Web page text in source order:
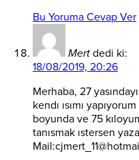
Bu Yoruma Cevap Ver
Mert dedi ki:
18/08/2019, 20:26
Merhaba, 27
kendı ısımı
boyunda ve 75
tanısmak ıstersen